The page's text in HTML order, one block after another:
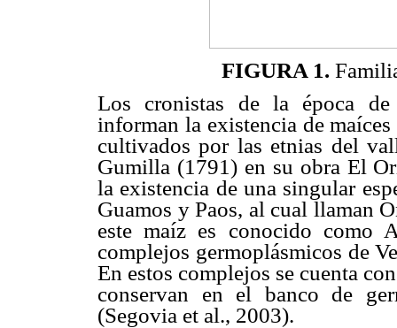
FIGURA 1.
Los cronistas de la época
informan la existencia de
cultivados por las etnias del
Gumilla (1791) en su obra El
la existencia de una singular
Guamos y Paos, al cual llaman
este maíz es conocido como
complejos germoplásmicos de
En estos complejos se cuenta
conservan en el banco de
(Segovia et al., 2003).